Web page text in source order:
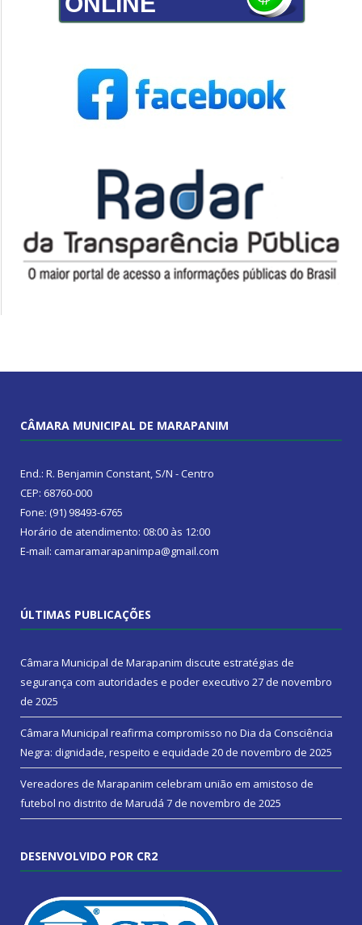
CÂMARA MUNICIPAL DE MARAPANIM
End.: R. Benjamin Constant, S/N - Centro
CEP: 68760-000
Fone: (91) 98493-6765
Horário de atendimento: 08:00 às 12:00
E-mail: camaramarapanimpa@gmail.com
ÚLTIMAS PUBLICAÇÕES
Câmara Municipal de Marapanim discute estratégias de
segurança com autoridades e poder executivo 27 de novembro
de 2025
Câmara Municipal reafirma compromisso no Dia da Consciência
Negra: dignidade, respeito e equidade 20 de novembro de 2025
Vereadores de Marapanim celebram união em amistoso de
futebol no distrito de Marudá 7 de novembro de 2025
DESENVOLVIDO POR CR2